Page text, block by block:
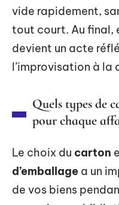
vide rapidement,
tout court. Au final,
devient un acte
l’improvisation à la
Quels types de
pour chaque
Le choix du carton
d’emballage a un
de vos biens